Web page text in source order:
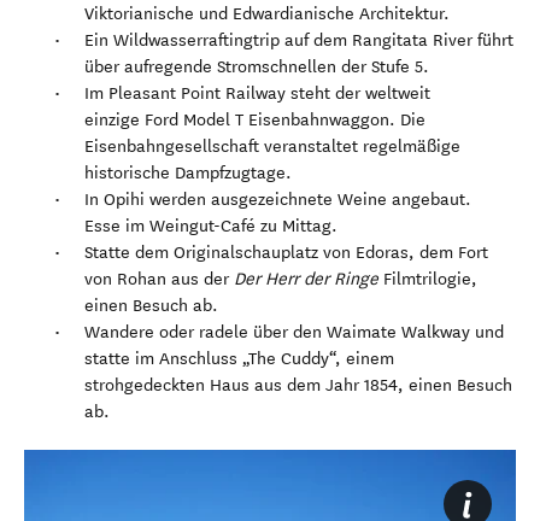
Viktorianische und Edwardianische Architektur.
Ein Wildwasserraftingtrip auf dem Rangitata River führt
über aufregende Stromschnellen der Stufe 5.
Im Pleasant Point Railway steht der weltweit
einzige Ford Model T Eisenbahnwaggon. Die
Eisenbahngesellschaft veranstaltet regelmäßige
historische Dampfzugtage.
In Opihi werden ausgezeichnete Weine angebaut.
Esse im Weingut-Café zu Mittag.
Statte dem Originalschauplatz von Edoras, dem Fort
von Rohan aus der Der Herr der Ringe Filmtrilogie,
einen Besuch ab.
Wandere oder radele über den Waimate Walkway und
statte im Anschluss „The Cuddy“, einem
strohgedeckten Haus aus dem Jahr 1854, einen Besuch
ab.